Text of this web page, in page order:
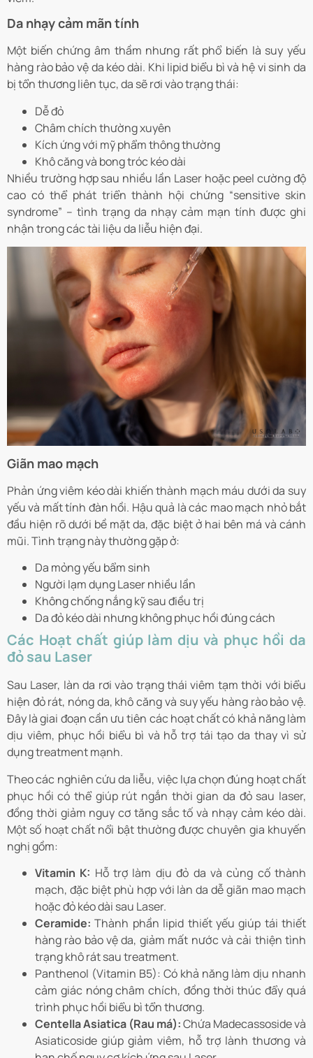
Da nhạy cảm mãn tính
Một biến chứng âm thầm nhưng rất phổ biến là suy yếu
hàng rào bảo vệ da kéo dài. Khi lipid biểu bì và hệ vi sinh da
bị tổn thương liên tục, da sẽ rơi vào trạng thái:
Dễ đỏ
Châm chích thường xuyên
Kích ứng với mỹ phẩm thông thường
Khô căng và bong tróc kéo dài
Nhiều trường hợp sau nhiều lần Laser hoặc peel cường độ
cao có thể phát triển thành hội chứng “sensitive skin
syndrome” – tình trạng da nhạy cảm mạn tính được ghi
nhận trong các tài liệu da liễu hiện đại.
Giãn mao mạch
Phản ứng viêm kéo dài khiến thành mạch máu dưới da suy
yếu và mất tính đàn hồi. Hậu quả là các mao mạch nhỏ bắt
đầu hiện rõ dưới bề mặt da, đặc biệt ở hai bên má và cánh
mũi. Tình trạng này thường gặp ở:
Da mỏng yếu bẩm sinh
Người lạm dụng Laser nhiều lần
Không chống nắng kỹ sau điều trị
Da đỏ kéo dài nhưng không phục hồi đúng cách
Các Hoạt chất giúp làm dịu và phục hồi da
đỏ sau Laser
Sau Laser, làn da rơi vào trạng thái viêm tạm thời với biểu
hiện đỏ rát, nóng da, khô căng và suy yếu hàng rào bảo vệ.
Đây là giai đoạn cần ưu tiên các hoạt chất có khả năng làm
dịu viêm, phục hồi biểu bì và hỗ trợ tái tạo da thay vì sử
dụng treatment mạnh.
Theo các nghiên cứu da liễu, việc lựa chọn đúng hoạt chất
phục hồi có thể giúp rút ngắn thời gian da đỏ sau laser,
đồng thời giảm nguy cơ tăng sắc tố và nhạy cảm kéo dài.
Một số hoạt chất nổi bật thường được chuyên gia khuyến
nghị gồm:
Vitamin K: Hỗ trợ làm dịu đỏ da và củng cố thành
mạch, đặc biệt phù hợp với làn da dễ giãn mao mạch
hoặc đỏ kéo dài sau Laser.
Ceramide: Thành phần lipid thiết yếu giúp tái thiết
hàng rào bảo vệ da, giảm mất nước và cải thiện tình
trạng khô rát sau treatment.
Panthenol (Vitamin B5): Có khả năng làm dịu nhanh
cảm giác nóng châm chích, đồng thời thúc đẩy quá
trình phục hồi biểu bì tổn thương.
Centella Asiatica (Rau má):Chứa Madecassoside và
Asiaticoside giúp giảm viêm, hỗ trợ lành thương và